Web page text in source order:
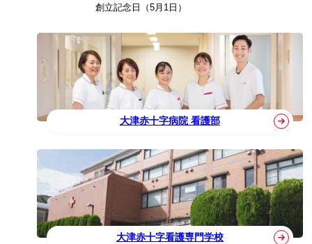
創立記念日（5月1日）
大津赤十字病院 看護部
大津赤十字看護専門学校